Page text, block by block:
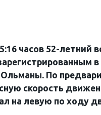
часов 52-летний
Ольманы. По
скорость
на левую по ходу